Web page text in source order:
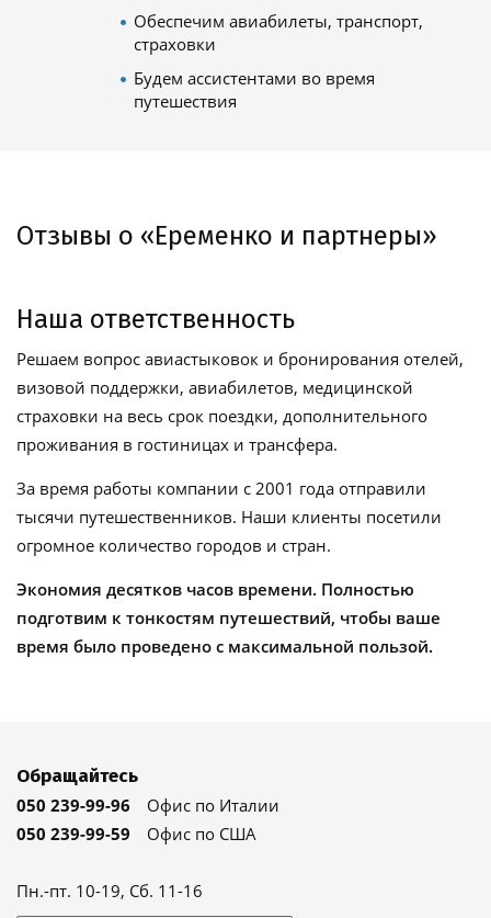
Обеспечим авиабилеты, транспорт,
страховки
Будем ассистентами во время
путешествия
Отзывы о «Еременко и партнеры»
Наша ответственность
Решаем вопрос авиастыковок и бронирования отелей,
визовой поддержки, авиабилетов, медицинской
страховки на весь срок поездки, дополнительного
проживания в гостиницах и трансфера.
За время работы компании с 2001 года отправили
тысячи путешественников. Наши клиенты посетили
огромное количество городов и стран.
Экономия десятков часов времени. Полностью
подготвим к тонкостям путешествий, чтобы ваше
время было проведено с максимальной пользой.
Обращайтесь
050 239-99-96
Офис по Италии
050 239-99-59
Офис по США
Пн.-пт. 10-19, Сб. 11-16